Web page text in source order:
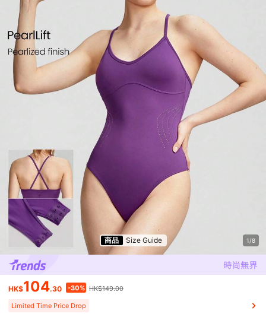
商品 Size Guide 1/8
HK$104.30 -30% HK$149.00
Limited Time Price Drop